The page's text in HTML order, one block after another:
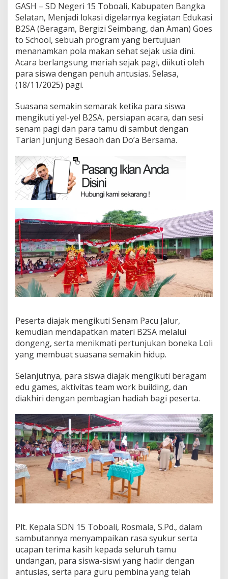
GASH – SD Negeri 15 Toboali, Kabupaten Bangka
Selatan, Menjadi lokasi digelarnya kegiatan Edukasi
B2SA (Beragam, Bergizi Seimbang, dan Aman) Goes
to School, sebuah program yang bertujuan
menanamkan pola makan sehat sejak usia dini.
Acara berlangsung meriah sejak pagi, diikuti oleh
para siswa dengan penuh antusias. Selasa,
(18/11/2025) pagi.
Suasana semakin semarak ketika para siswa
mengikuti yel-yel B2SA, persiapan acara, dan sesi
senam pagi dan para tamu di sambut dengan
Tarian Junjung Besaoh dan Do’a Bersama.
Peserta diajak mengikuti Senam Pacu Jalur,
kemudian mendapatkan materi B2SA melalui
dongeng, serta menikmati pertunjukan boneka Loli
yang membuat suasana semakin hidup.
Selanjutnya, para siswa diajak mengikuti beragam
edu games, aktivitas team work building, dan
diakhiri dengan pembagian hadiah bagi peserta.
Plt. Kepala SDN 15 Toboali, Rosmala, S.Pd., dalam
sambutannya menyampaikan rasa syukur serta
ucapan terima kasih kepada seluruh tamu
undangan, para siswa-siswi yang hadir dengan
antusias, serta para guru pembina yang telah